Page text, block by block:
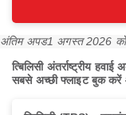
अंतिम अपड1 अगस्त 2026
त्बिलिसी अंतर्राष्ट्रीय
सबसे अच्छी फ्लाइट बुक करें